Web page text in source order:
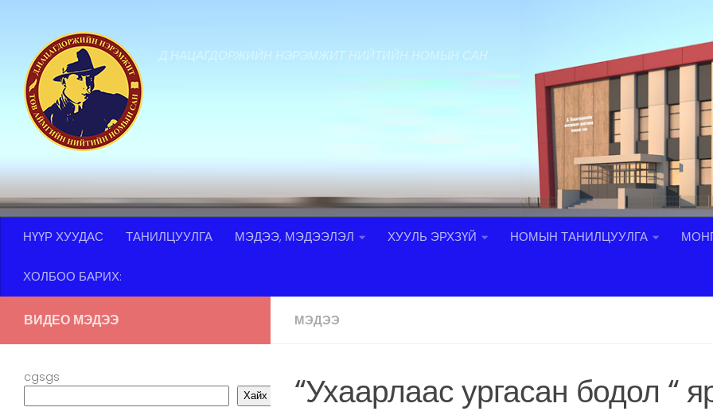
Д.НАЦАГДОРЖИЙН НЭРЭМЖИТ НИЙТИЙН НОМЫН САН
НҮҮР ХУУДАС ТАНИЛЦУУЛГА МЭДЭЭ, МЭДЭЭЛЭЛ ХУУЛЬ ЭРХЗҮЙ НОМЫН ТАНИЛЦУУЛГА
ХОЛБОО БАРИХ:
МЭДЭЭ
“Ухаарлаас ургасан бодол “
ВИДЕО МЭДЭЭ
cgsgs
Хайх